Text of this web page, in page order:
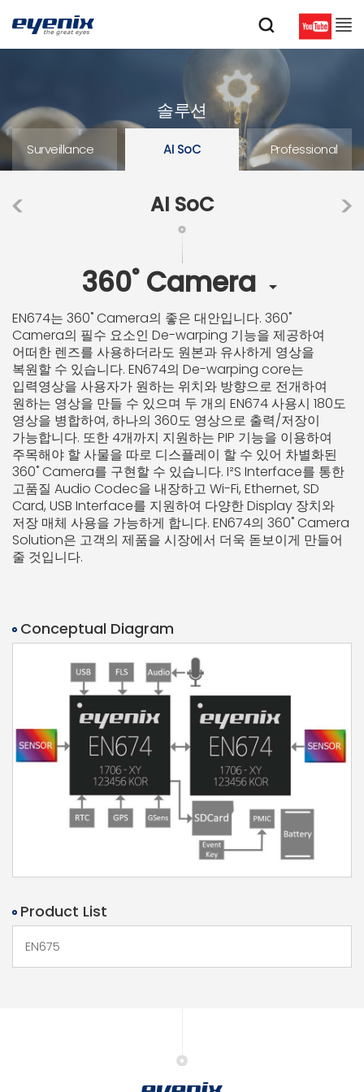
솔루션
Surveillance AI SoC Professional
AI SoC
360˚ Camera 
EN674는 360˚ Camera의 좋은 대안입니다. 360˚
Camera의 필수 요소인 De-warping 기능을 제공하여
어떠한 렌즈를 사용하더라도 원본과 유사하게 영상을
복원할 수 있습니다. EN674의 De-warping core는
입력영상을 사용자가 원하는 위치와 방향으로 전개하여
원하는 영상을 만들 수 있으며 두 개의 EN674 사용시 180도
영상을 병합하여, 하나의 360도 영상으로 출력/저장이
가능합니다. 또한 4개까지 지원하는 PIP 기능을 이용하여
주목해야 할 사물을 따로 디스플레이 할 수 있어 차별화된
360˚ Camera를 구현할 수 있습니다. I²S Interface를 통한
고품질 Audio Codec을 내장하고 Wi-Fi, Ethernet, SD
Card, USB Interface를 지원하여 다양한 Display 장치와
저장 매체 사용을 가능하게 합니다. EN674의 360˚ Camera
Solution은 고객의 제품을 시장에서 더욱 돋보이게 만들어
줄 것입니다.
Conceptual Diagram
Product List
EN675